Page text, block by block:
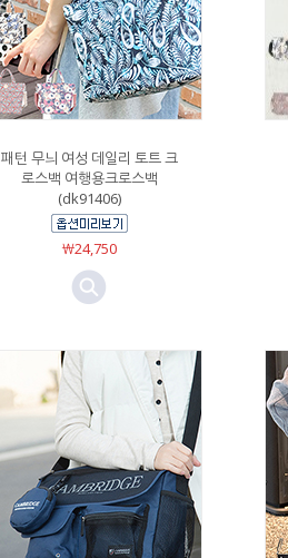
패턴 무늬 여성 데일리 토트 크
로스백 여행용크로스백
(dk91406)
￦24,750